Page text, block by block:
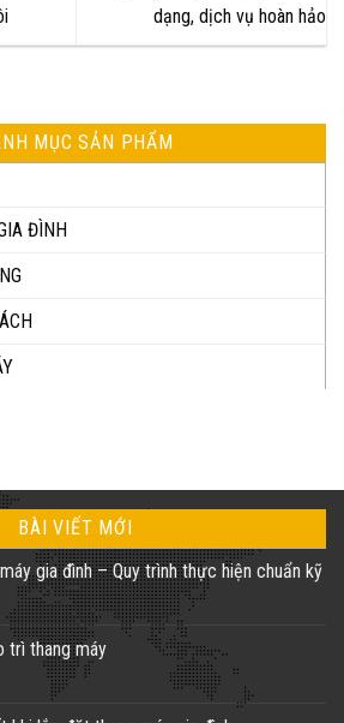
dạng, dịch vụ hoàn hảo
MỤC SẢN PHẨM
ĐÌNH
BÀI VIẾT MỚI
gia đình – Quy trình thực hiện chuẩn kỹ
trì thang máy